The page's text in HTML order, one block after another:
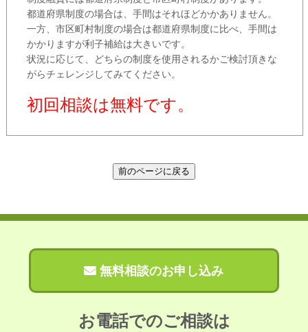
都道府県制度の場合は、手間はそれほどかかありません。
一方、市区町村制度の場合は都道府県制度に比べ、手間は
かかりますが利子補給は大きいです。
状況に応じて、どちらの制度を使用されるかご検討頂きな
がらチェレンジしてみてください。
初回相談は無料です。
無料相談のお申し込み
お電話でのご相談は